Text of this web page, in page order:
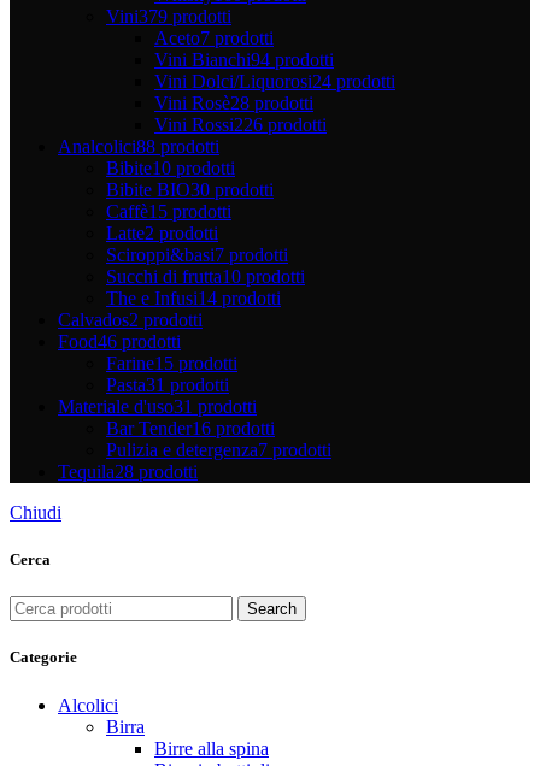
Vini379 prodotti
Aceto7 prodotti
Vini Bianchi94 prodotti
Vini Dolci/Liquorosi24 prodotti
Vini Rosè28 prodotti
Vini Rossi226 prodotti
Analcolici88 prodotti
Bibite10 prodotti
Bibite BIO30 prodotti
Caffè15 prodotti
Latte2 prodotti
Sciroppi&basi7 prodotti
Succhi di frutta10 prodotti
The e Infusi14 prodotti
Calvados2 prodotti
Food46 prodotti
Farine15 prodotti
Pasta31 prodotti
Materiale d'uso31 prodotti
Bar Tender16 prodotti
Pulizia e detergenza7 prodotti
Tequila28 prodotti
Chiudi
Cerca
Search
Categorie
Alcolici
Birra
Birre alla spina